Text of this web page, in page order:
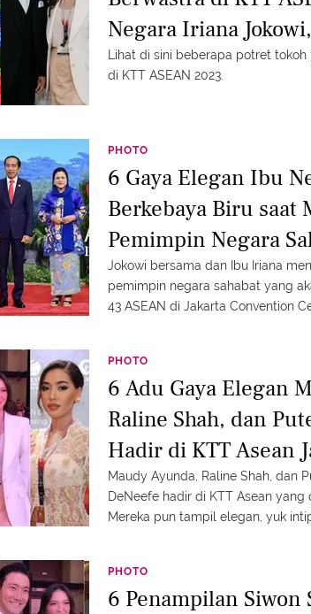
Negara Iriana
Indonesia
Lihat di sini beberapa potret
di KTT ASEAN 2023.
PHOTO
6 Gaya Elegan Ibu
Berkebaya Biru saat
Pemimpin Negara
Jokowi bersama dan Ibu Iriana
pemimpin negara sahabat yang
43 ASEAN di Jakarta Convention
PHOTO
6 Adu Gaya Elegan
Raline Shah, dan
Hadir di KTT Asean
Maudy Ayunda, Raline Shah, dan
DeNeefe hadir di KTT Asean yang
Mereka pun tampil elegan, yuk
PHOTO
6 Penampilan Siwon